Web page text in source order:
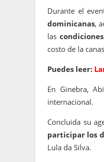
Durante el
dominicanas,
las
costo de la
Puedes leer:
En Ginebra,
internacional.
Concluida su
participar los
Lula da Silva.